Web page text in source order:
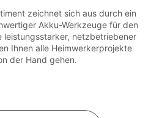
zeichnet sich aus durch ein
Akku-Werkzeuge für den
leistungsstarker, netzbetriebener
Ihnen alle Heimwerkerprojekte
der Hand gehen.